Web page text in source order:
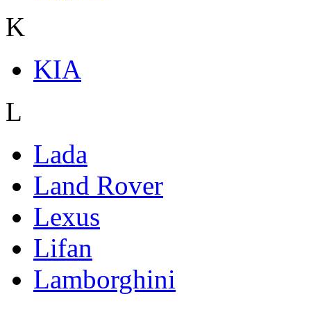
K
KIA
L
Lada
Land Rover
Lexus
Lifan
Lamborghini